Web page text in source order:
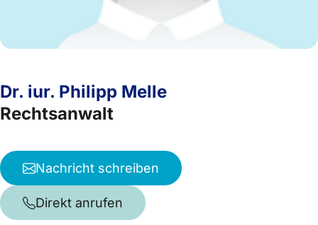
Dr. iur. Philipp Melle
Rechtsanwalt
Nachricht schreiben
Direkt anrufen